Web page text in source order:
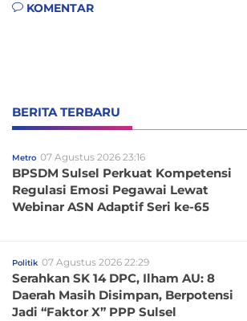
KOMENTAR
BERITA TERBARU
Metro 07 Agustus 2026 23:16
BPSDM Sulsel Perkuat Kompetensi
Regulasi Emosi Pegawai Lewat
Webinar ASN Adaptif Seri ke-65
Politik 07 Agustus 2026 22:29
Serahkan SK 14 DPC, Ilham AU: 8
Daerah Masih Disimpan, Berpotensi
Jadi “Faktor X” PPP Sulsel